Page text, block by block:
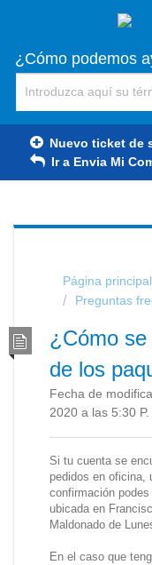
¿Cómo podemos
Nuevo ticket de
Ir a Envia Mi
Página
Preguntas
¿Cómo
de los
Fecha de
2020 a las 5:30 P.
Si tu cuenta se
pedidos en oficina,
confirmación
ubicada en
Maldonado de
En el caso que